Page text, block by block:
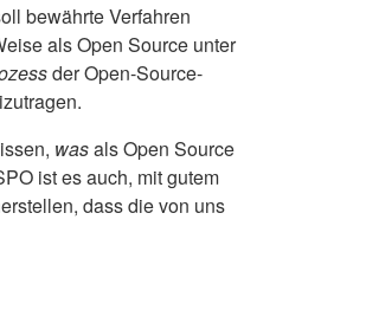
bewährte Verfahren
als Open Source unter
der Open-Source-
wasals Open Source
ist es auch, mit gutem
dass die von uns